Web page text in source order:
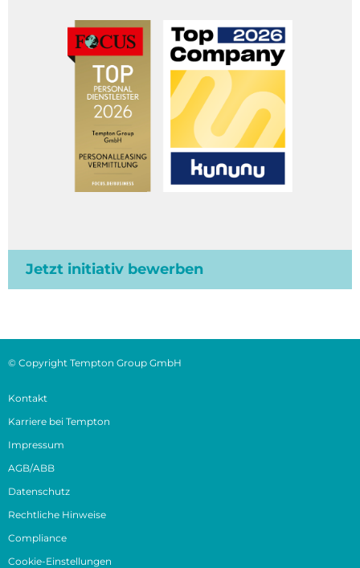
Jetzt initiativ bewerben
© Copyright Tempton Group GmbH
Kontakt
Karriere bei Tempton
Impressum
AGB/ABB
Datenschutz
Rechtliche Hinweise
Compliance
Cookie-Einstellungen